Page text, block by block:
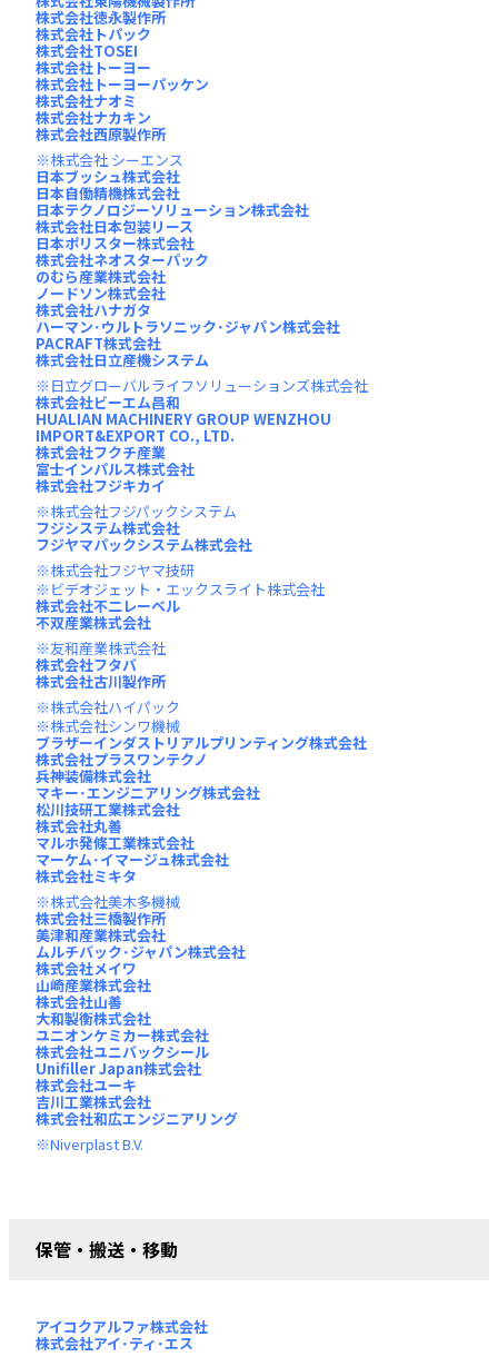
株式会社徳永製作所
株式会社トパック
株式会社TOSEI
株式会社トーヨー
株式会社トーヨーパッケン
株式会社ナオミ
株式会社ナカキン
株式会社西原製作所
株式会社 シーエンス
日本ブッシュ株式会社
日本自働精機株式会社
日本テクノロジーソリューション株式会社
株式会社日本包装リース
日本ポリスター株式会社
株式会社ネオスターパック
のむら産業株式会社
ノードソン株式会社
株式会社ハナガタ
ハーマン･ウルトラソニック･ジャパン株式会社
PACRAFT株式会社
株式会社日立産機システム
日立グローバルライフソリューションズ株式会社
株式会社ビーエム昌和
HUALIAN MACHINERY GROUP WENZHOU
IMPORT&EXPORT CO., LTD.
株式会社フクチ産業
富士インパルス株式会社
株式会社フジキカイ
株式会社フジパックシステム
フジシステム株式会社
フジヤマパックシステム株式会社
株式会社フジヤマ技研
ビデオジェット・エックスライト株式会社
株式会社不二レーベル
不双産業株式会社
友和産業株式会社
株式会社フタバ
株式会社古川製作所
株式会社ハイパック
株式会社シンワ機械
ブラザーインダストリアルプリンティング株式会社
株式会社プラスワンテクノ
兵神装備株式会社
マキー･エンジニアリング株式会社
松川技研工業株式会社
株式会社丸善
マルホ発條工業株式会社
マーケム･イマージュ株式会社
株式会社ミキタ
株式会社美木多機械
株式会社三橋製作所
美津和産業株式会社
ムルチバック･ジャパン株式会社
株式会社メイワ
山崎産業株式会社
株式会社山善
大和製衡株式会社
ユニオンケミカー株式会社
株式会社ユニバックシール
Unifiller Japan株式会社
株式会社ユーキ
吉川工業株式会社
株式会社和広エンジニアリング
Niverplast B.V.
保管・搬送・移動
アイコクアルファ株式会社
株式会社アイ･ティ･エス